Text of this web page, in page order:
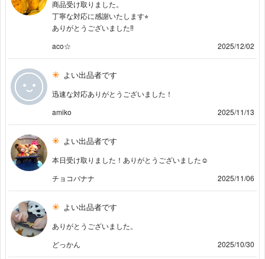
商品受け取りました。
丁寧な対応に感謝いたします⭐︎
ありがとうございました‼︎
aco☆
2025/12/02
よい出品者です
迅速な対応ありがとうございました！
amiko
2025/11/13
よい出品者です
本日受け取りました！ありがとうございました☺️
チョコバナナ
2025/11/06
よい出品者です
ありがとうございました。
どっかん
2025/10/30